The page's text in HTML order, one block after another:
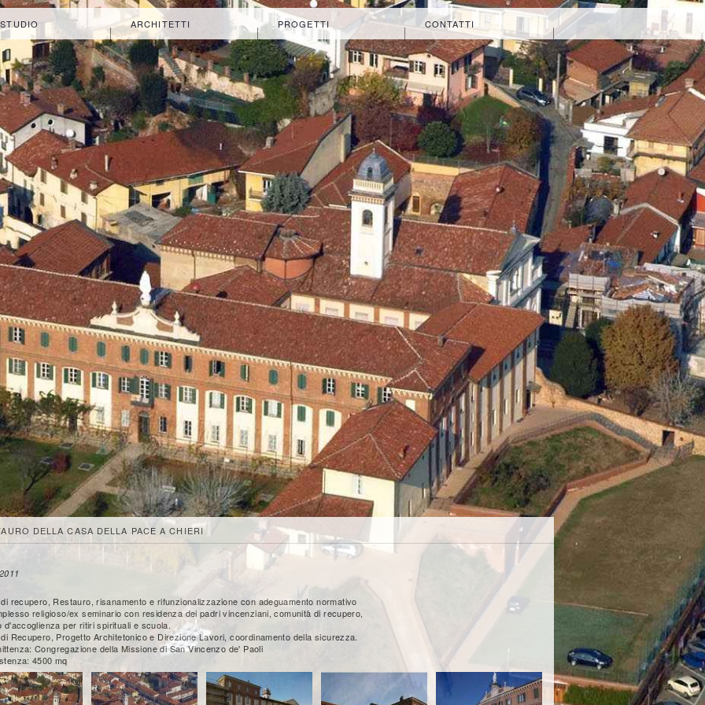
ARCHITETTI PROGETTI CONTATTI
DELLA CASA DELLA PACE A CHIERI
recupero, Restauro, risanamento e rifunzionalizzazione con adeguamento normativo
religioso/ex seminario con residenza dei padri vincenziani, comunità di recupero,
d'accoglienza per ritiri spirituali e scuola.
Recupero, Progetto Architetonico e Direzione Lavori, coordinamento della sicurezza.
Congregazione della Missione di San Vincenzo de' Paoli
4500 mq